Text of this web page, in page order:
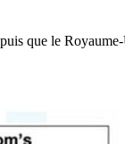
que le